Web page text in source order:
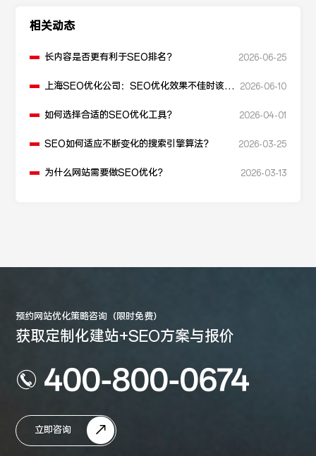
相关动态
长内容是否更有利于SEO排名？ 2026-06-25
上海SEO优化公司：SEO优化效果不佳时该如
2026-06-10
如何选择合适的SEO优化工具？ 2026-04-01
SEO如何适应不断变化的搜索引擎算法？ 2026-03-25
为什么网站需要做SEO优化？ 2026-03-13
预约网站优化策略咨询（限时免费）
获取定制化建站+SEO方案与报价
400-800-0674
立即咨询